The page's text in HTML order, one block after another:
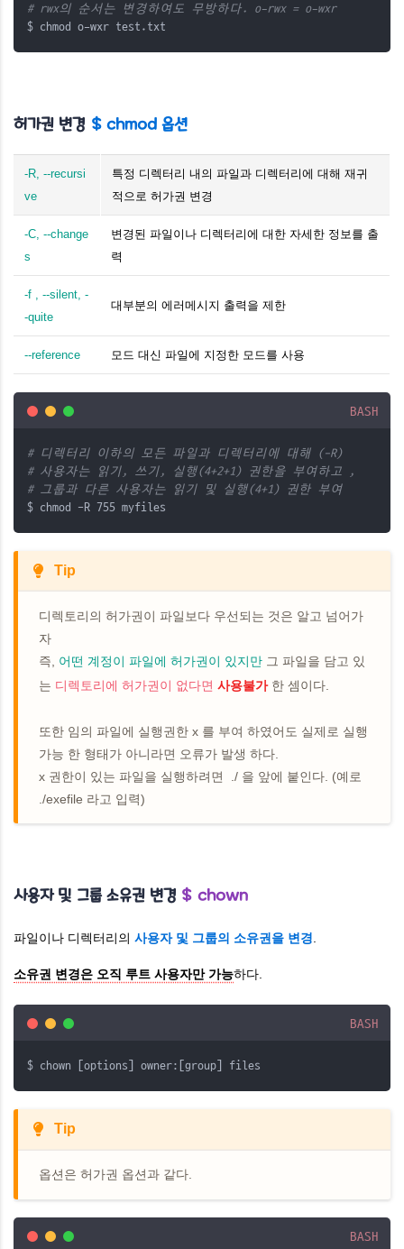
# rwx의 순서는 변경하여도 무방하다. o-rwx = o-wxr
$ chmod o-wxr test.txt
허가권 변경 $ chmod옵션
-R, --recursi
ve
특정 디렉터리 내의 파일과 디렉터리에 대해 재귀
적으로 허가권 변경
-C, --change
s
변경된 파일이나 디렉터리에 대한 자세한 정보를 출
력
-f , --silent, -
-quite
대부분의 에러메시지 출력을 제한
--reference 모드 대신 파일에 지정한 모드를 사용
BASH
# 디렉터리 이하의 모든 파일과 디렉터리에 대해 (-R)
# 사용자는 읽기, 쓰기, 실행(4+2+1) 권한을 부여하고 ,
# 그룹과 다른 사용자는 읽기 및 실행(4+1) 권한 부여
$ chmod -R 755 myfiles
Tip
디렉토리의 허가권이 파일보다 우선되는 것은 알고 넘어가
자
즉, 어떤 계정이 파일에 허가권이 있지만 그 파일을 담고 있
는 디렉토리에 허가권이 없다면 사용불가한 셈이다.
또한 임의 파일에 실행권한 x 를 부여 하였어도 실제로 실행
가능 한 형태가 아니라면 오류가 발생 하다.
x 권한이 있는 파일을 실행하려면 ./ 을 앞에 붙인다. (예로
./exefile 라고 입력)
사용자 및 그룹 소유권 변경 $ chown
파일이나 디렉터리의 사용자 및 그룹의 소유권을 변경
소유권 변경은 오직 루트 사용자만 가능하다.
BASH
$ chown [options] owner:[group] files
Tip
옵션은 허가권 옵션과 같다.
BASH